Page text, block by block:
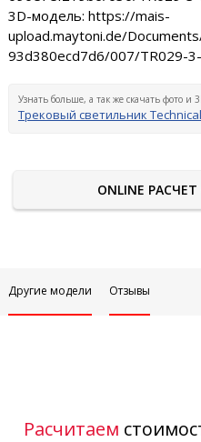
3D-модель: https://mais-
upload.maytoni.de/
93d380ecd7d6/007/TR029-
Узнать больше, а так же скачать фото и
Трековый светильник Technical
ONLINE
Другие модели Отзывы
Расчитаем